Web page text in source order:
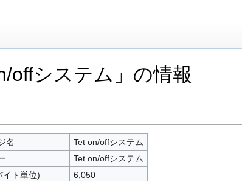
offシステム」の情報
名
Tet on/offシステム
Tet on/offシステム
イト単位)
6,050